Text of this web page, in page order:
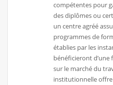
compétentes pour
des diplômes ou
un centre agréé
programmes de
établies par les
bénéficieront
sur le marché du
institutionnelle